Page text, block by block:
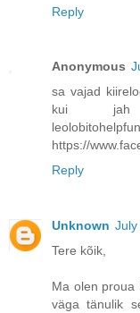
Reply
Anonymous
sa vajad
kui jah
https://
Reply
Unknown July
Tere kõik,
Ma olen proua
väga tänulik